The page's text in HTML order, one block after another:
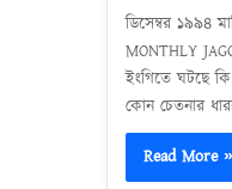
ডিসেম্বর ১৯৯৪
MONTHLY
ইংগিতে ঘটছে কি
কোন চেতনার
Read More »